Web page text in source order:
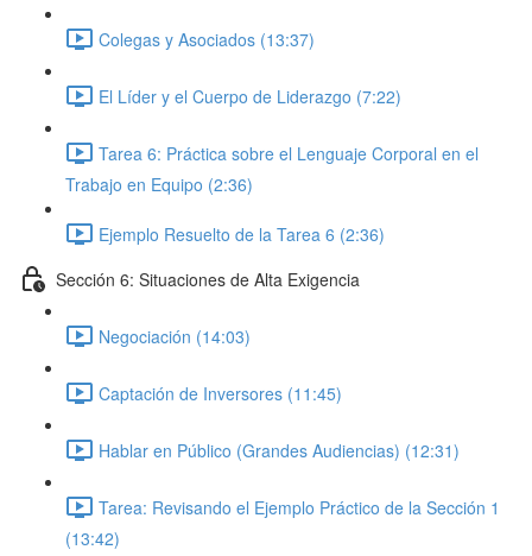
Colegas y Asociados (13:37)
El Líder y el Cuerpo de Liderazgo (7:22)
Tarea 6: Práctica sobre el Lenguaje Corporal en el
Trabajo en Equipo (2:36)
Ejemplo Resuelto de la Tarea 6 (2:36)
Sección 6: Situaciones de Alta Exigencia
Negociación (14:03)
Captación de Inversores (11:45)
Hablar en Público (Grandes Audiencias) (12:31)
Tarea: Revisando el Ejemplo Práctico de la Sección 1
(13:42)